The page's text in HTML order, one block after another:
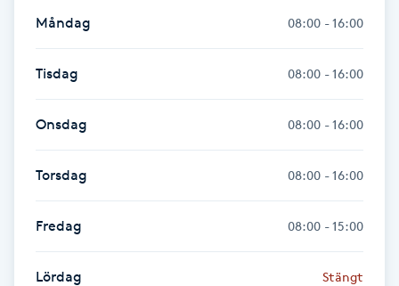
Frisör
Funktionsanalys
Färgning
Föning
Gel naglar
Måndag 08:00 - 16:00
Tisdag 08:00 - 16:00
Onsdag 08:00 - 16:00
Torsdag 08:00 - 16:00
Fredag 08:00 - 15:00
Lördag Stängt